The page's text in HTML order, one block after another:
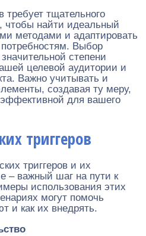
требует тщательного
чтобы найти идеальный
методами и адаптировать
Выбор
степени
целевой аудитории и
Важно учитывать и
создавая ту меру,
для вашего
триггеров
триггеров и их
– важный шаг на пути к
использования этих
могут помочь
и как их внедрять.